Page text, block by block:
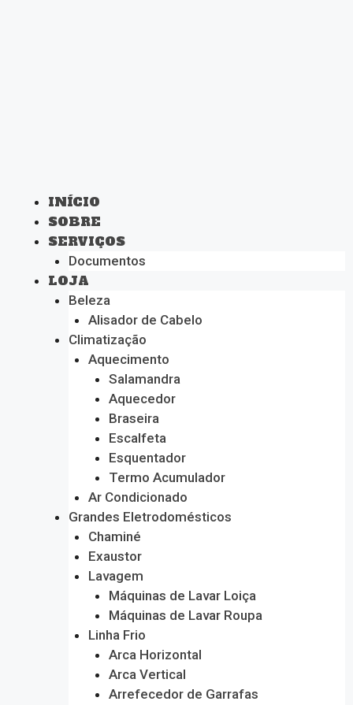
INÍCIO
SOBRE
SERVIÇOS
Documentos
LOJA
Beleza
Alisador de Cabelo
Climatização
Aquecimento
Salamandra
Aquecedor
Braseira
Escalfeta
Esquentador
Termo Acumulador
Ar Condicionado
Grandes Eletrodomésticos
Chaminé
Exaustor
Lavagem
Máquinas de Lavar Loiça
Máquinas de Lavar Roupa
Linha Frio
Arca Horizontal
Arca Vertical
Arrefecedor de Garrafas